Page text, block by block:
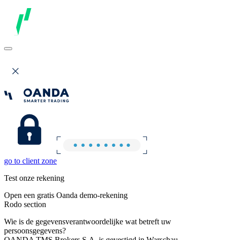
go to client zone
Test onze rekening
Open een gratis Oanda demo-rekening
Rodo section
Wie is de gegevensverantwoordelijke wat betreft uw
persoonsgegevens?